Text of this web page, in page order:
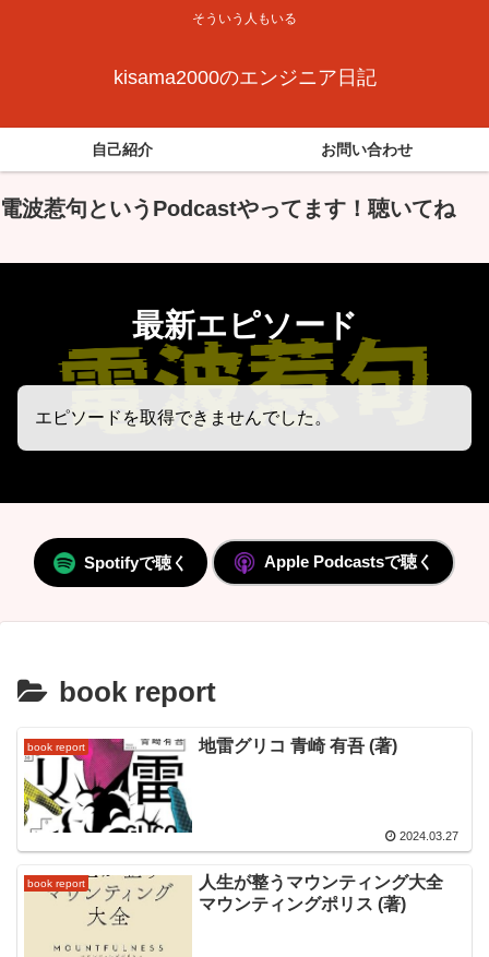
そういう人もいる
kisama2000のエンジニア日記
自己紹介 お問い合わせ
電波惹句というPodcastやってます！聴いてね
最新エピソード
エピソードを取得できませんでした。
Spotifyで聴く Apple Podcastsで聴く
book report
book report 地雷グリコ 青崎 有吾 (著)
2024.03.27
book report
人生が整うマウンティング大全
マウンティングポリス (著)